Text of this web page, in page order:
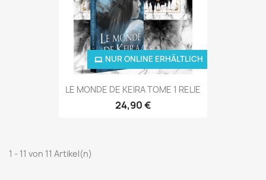
LE MONDE DE KEIRA TOME 1 RELIE
24,90 €
NUR ONLINE ERHÄLTLICH
1 - 11 von 11 Artikel(n)